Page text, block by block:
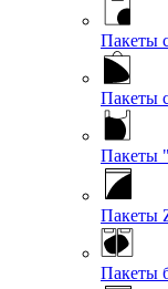
Пакеты
Пакеты
Пакеты
Пакеты
Пакеты